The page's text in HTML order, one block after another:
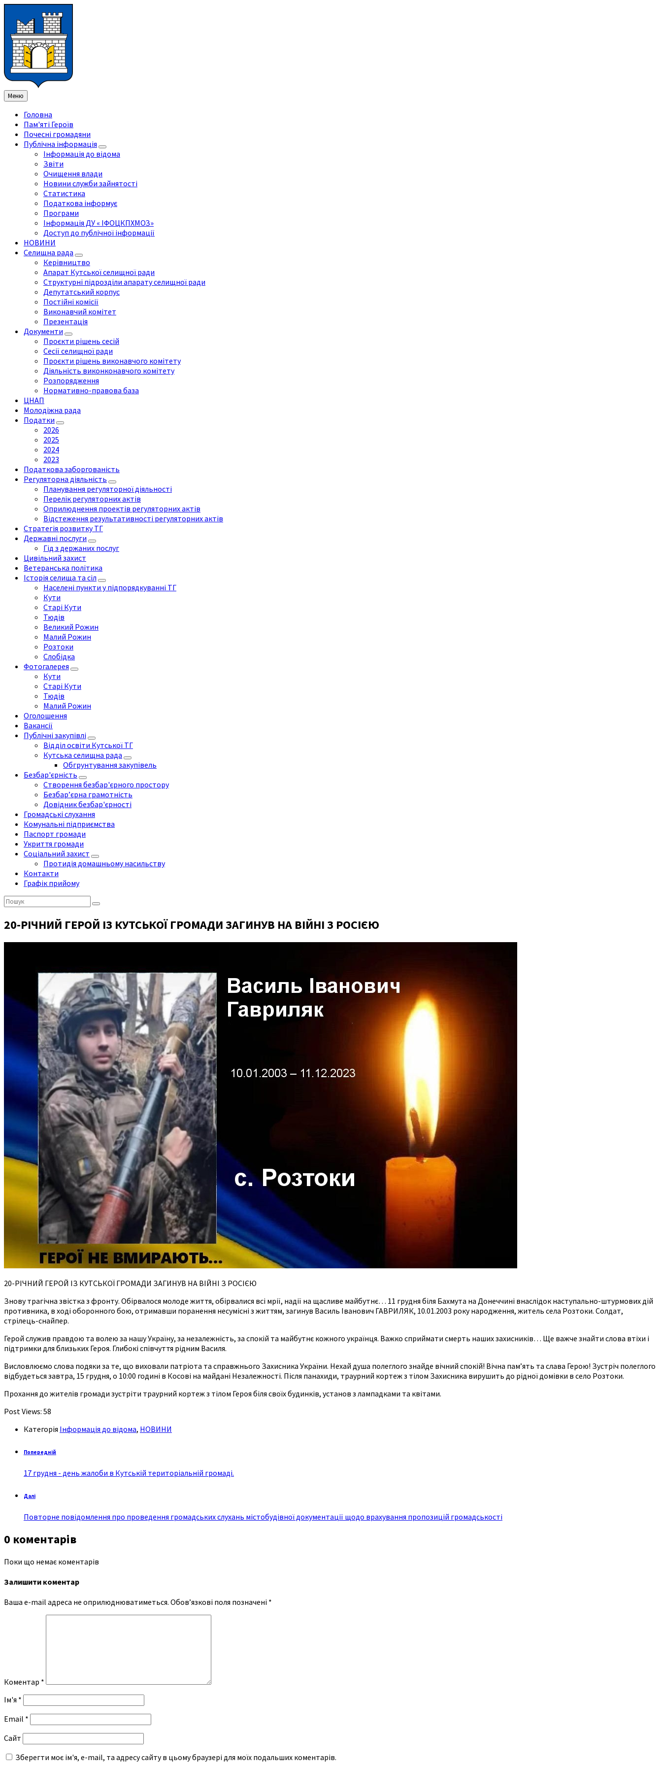
змісту
ліву
бічну
панель
праву
бічну
панель
нижнього
колонтитула
Меню
Головна
Пам'яті Героїв
Почесні громадяни
Публічна інформація
Інформація до відома
Звіти
Очищення влади
Новини служби зайнятості
Статистика
Податкова інформує
Програми
Інформація ДУ « ІФОЦКПХМОЗ»
Доступ до публічної інформації
НОВИНИ
Селищна рада
Керівництво
Апарат Кутської селищної ради
Структурні підрозділи апарату селищної ради
Депутатський корпус
Постійні комісії
Виконавчий комітет
Презентація
Документи
Проєкти рішень сесій
Сесії селищної ради
Проєкти рішень виконавчого комітету
Діяльність виконконавчого комітету
Розпорядження
Нормативно-правова база
ЦНАП
Молодіжна рада
Податки
2026
2025
2024
2023
Податкова заборгованість
Регуляторна діяльність
Планування регуляторної діяльності
Перелік регуляторних актів
Оприлюднення проектів регуляторних актів
Відстеження результативності регуляторних актів
Стратегія розвитку ТГ
Державні послуги
Гід з держаних послуг
Цивільний захист
Ветеранська політика
Історія селища та сіл
Населені пункти у підпорядкуванні ТГ
Кути
Старі Кути
Тюдів
Великий Рожин
Малий Рожин
Розтоки
Слобідка
Фотогалерея
Кути
Старі Кути
Тюдів
Малий Рожин
Оголошення
Вакансії
Публічні закупівлі
Відділ освіти Кутської ТГ
Кутська селищна рада
Обгрунтування закупівель
Безбар'єрність
Створення безбар'єрного простору
Безбар’єрна грамотність
Довідник безбар'єрності
Громадські слухання
Комунальні підприємства
Паспорт громади
Укриття громади
Соціальний захист
Протидія домашньому насильству
Контакти
Графік прийому
Пошук:
20-РІЧНИЙ ГЕРОЙ ІЗ КУТСЬКОЇ ГРОМАДИ ЗАГИНУВ НА ВІЙНІ З РОСІЄЮ
20-РІЧНИЙ ГЕРОЙ ІЗ КУТСЬКОЇ ГРОМАДИ ЗАГИНУВ НА ВІЙНІ З РОСІЄЮ
Знову трагічна звістка з фронту. Обірвалося молоде життя, обірвалися всі мрії, надії на щасливе майбутнє… 11 грудня біля Бахмута на Донеччині внаслідок наступально-штурмових дій
противника, в ході оборонного бою, отримавши поранення несумісні з життям, загинув Василь Іванович ГАВРИЛЯК, 10.01.2003 року народження, житель села Розтоки. Солдат,
стрілець-снайпер.
Герой служив правдою та волею за нашу Україну, за незалежність, за спокій та майбутнє кожного українця. Важко сприймати смерть наших захисників… Ще важче знайти слова втіхи і
підтримки для близьких Героя. Глибокі співчуття рідним Василя.
Висловлюємо слова подяки за те, що виховали патріота та справжнього Захисника України. Нехай душа полеглого знайде вічний спокій! Вічна пам’ять та слава Герою! Зустріч полеглого
відбудеться завтра, 15 грудня, о 10:00 годині в Косові на майдані Незалежності. Після панахиди, траурний кортеж з тілом Захисника вирушить до рідної домівки в село Розтоки.
Прохання до жителів громади зустріти траурний кортеж з тілом Героя біля своїх будинків, установ з лампадками та квітами.
Post Views: 58
Категорія Інформація до відома, НОВИНИ
Попередній
17 грудня - день жалоби в Кутській територіальній громаді.
Далі
Повторне повідомлення про проведення громадських слухань містобудівної документації щодо врахування пропозицій громадськості
0 коментарів
Поки що немає коментарів
Залишити коментар
Ваша e-mail адреса не оприлюднюватиметься. Обов’язкові поля позначені *
Коментар *
Ім'я *
Email *
Сайт
Зберегти моє ім'я, e-mail, та адресу сайту в цьому браузері для моїх подальших коментарів.